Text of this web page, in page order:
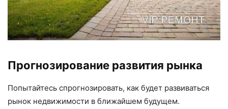
Прогнозирование развития рынка
Попытайтесь спрогнозировать, как будет развиваться
рынок недвижимости в ближайшем будущем.